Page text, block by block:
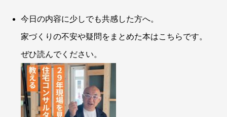
今日の内容に少しでも共感した方へ。
家づくりの不安や疑問をまとめた本はこちらです。
ぜひ読んでください。